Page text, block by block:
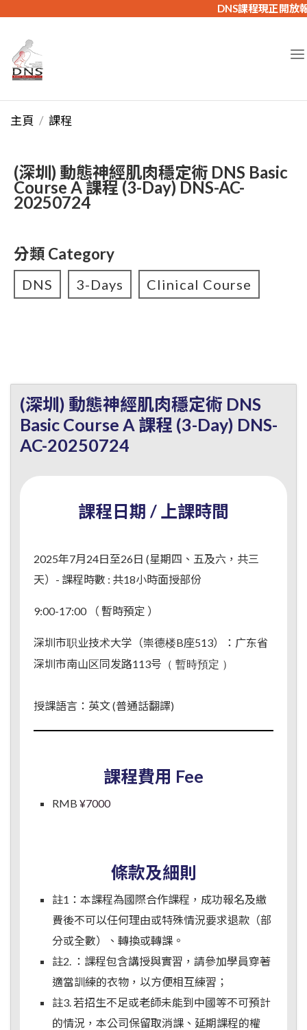
DNS課程現正開放
主頁 課程
(深圳) 動態神經肌肉穩定術 DNS Basic
Course A 課程 (3-Day) DNS-AC-
20250724
分類 Category
DNS 3-Days Clinical Course
(深圳) 動態神經肌肉穩定術 DNS
Basic Course A 課程 (3-Day) DNS-
AC-20250724
課程日期 / 上課時間
2025年7月24日至26日 (星期四、五及六，共三
天）- 課程時數 : 共18小時面授部份
9:00-17:00 （ 暫時預定 ）
深圳市职业技术大学（崇德楼B座513）：广东省
深圳市南山区同发路113号 （ 暫時預定 ）
授課語言：英文 (普通話翻譯)
課程費用 Fee
RMB ¥7000
條款及細則
註1：本課程為國際合作課程，成功報名及繳
費後不可以任何理由或特殊情況要求退款（部
分或全數）、轉換或轉課。
註2. ：課程包含講授與實習，請參加學員穿著
適當訓練的衣物，以方便相互練習；
註3. 若招生不足或老師未能到中國等不可預計
的情況，本公司保留取消課、延期課程的權